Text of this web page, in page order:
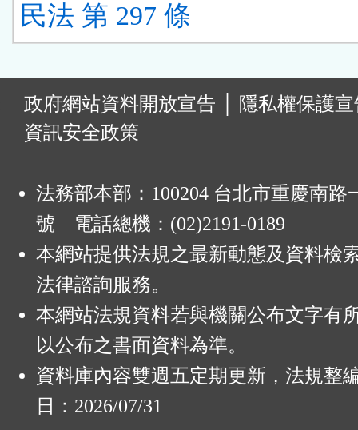
民法 第 297 條
政府網站資料開放宣告
隱私權保護
資訊安全政策
法務部本部：100204 台北市重慶南路
號 電話總機：(02)2191-0189
本網站提供法規之最新動態及資料檢
法律諮詢服務。
本網站法規資料若與機關公布文字有
以公布之書面資料為準。
資料庫內容雙週五定期更新，法規整
日：2026/07/31